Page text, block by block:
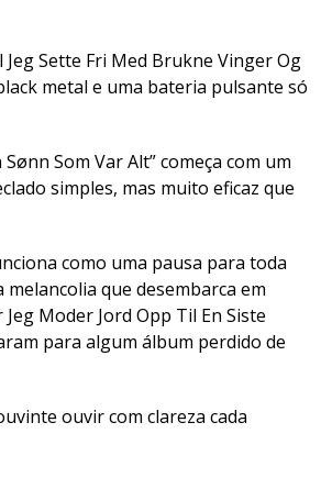
Sette Fri Med Brukne Vinger Og
metal e uma bateria pulsante só
Som Var Alt” começa com um
simples, mas muito eficaz que
como uma pausa para toda
que desembarca em
Moder Jord Opp Til En Siste
para algum álbum perdido de
ouvir com clareza cada